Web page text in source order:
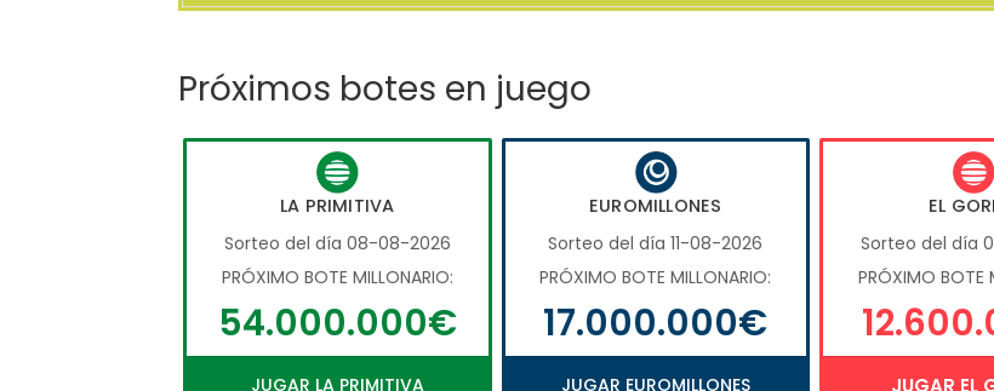
Próximos botes en juego
LA PRIMITIVA
Sorteo del día 08-08-2026
PRÓXIMO BOTE MILLONARIO:
54.000.000€
JUGAR LA PRIMITIVA
EUROMILLONES
Sorteo del día 11-08-2026
PRÓXIMO BOTE MILLONARIO:
17.000.000€
JUGAR EUROMILLONES
EL
Sorteo del día
PRÓXIMO BOTE